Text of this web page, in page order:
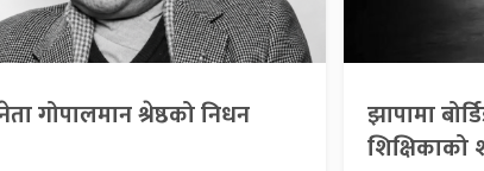
गोपालमान श्रेष्ठको निधन
झापामा
शिक्षिकाको